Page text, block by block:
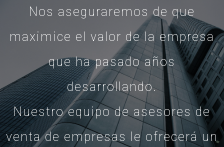
Nos aseguraremos de que
maximice el valor de la empresa
que ha pasado años
desarrollando.
Nuestro equipo de asesores de
venta de empresas le ofrecerá un